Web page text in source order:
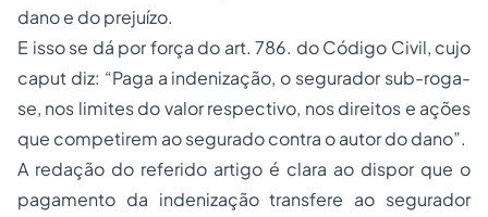
dano e do prejuízo.
E isso se dá por força do art. 786. do Código Civil, cujo
caput diz: “Paga a indenização, o segurador sub-roga-
se, nos limites do valor respectivo, nos direitos e ações
que competirem ao segurado contra o autor do dano”.
A redação do referido artigo é clara ao dispor que o
pagamento da indenização transfere ao segurador